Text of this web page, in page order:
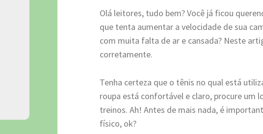
Olá leitores, tudo bem? Você já ficou
que tenta aumentar a velocidade de sua
com muita falta de ar e cansada? Neste
corretamente.
Tenha certeza que o tênis no qual está
roupa está confortável e claro, procure um
treinos. Ah! Antes de mais nada, é
físico, ok?